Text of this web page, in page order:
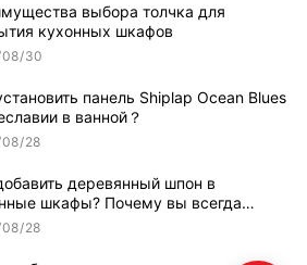
выбора толчка для
кухонных шкафов
08 30
панель Shiplap Ocean Blues
в ванной？
08 28
деревянный шпон в
шкафы? Почему вы всегда
с обеих сторон субстрата?
08 28